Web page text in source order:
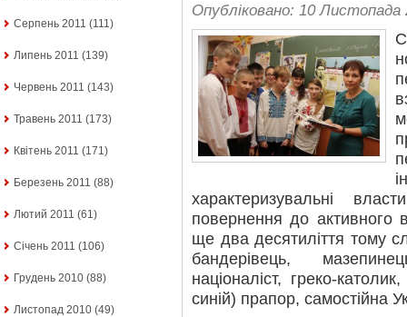
Серпень 2011 (111)
Липень 2011 (139)
Червень 2011 (143)
Травень 2011 (173)
Квітень 2011 (171)
Березень 2011 (88)
Лютий 2011 (61)
Січень 2011 (106)
Грудень 2010 (88)
Листопад 2010 (49)
Опубліковано: 10 Листопада
характеризувальні
повернення до активного
ще два десятиліття тому
бандерівець,
націоналіст, греко-
синій) прапор, самостійна